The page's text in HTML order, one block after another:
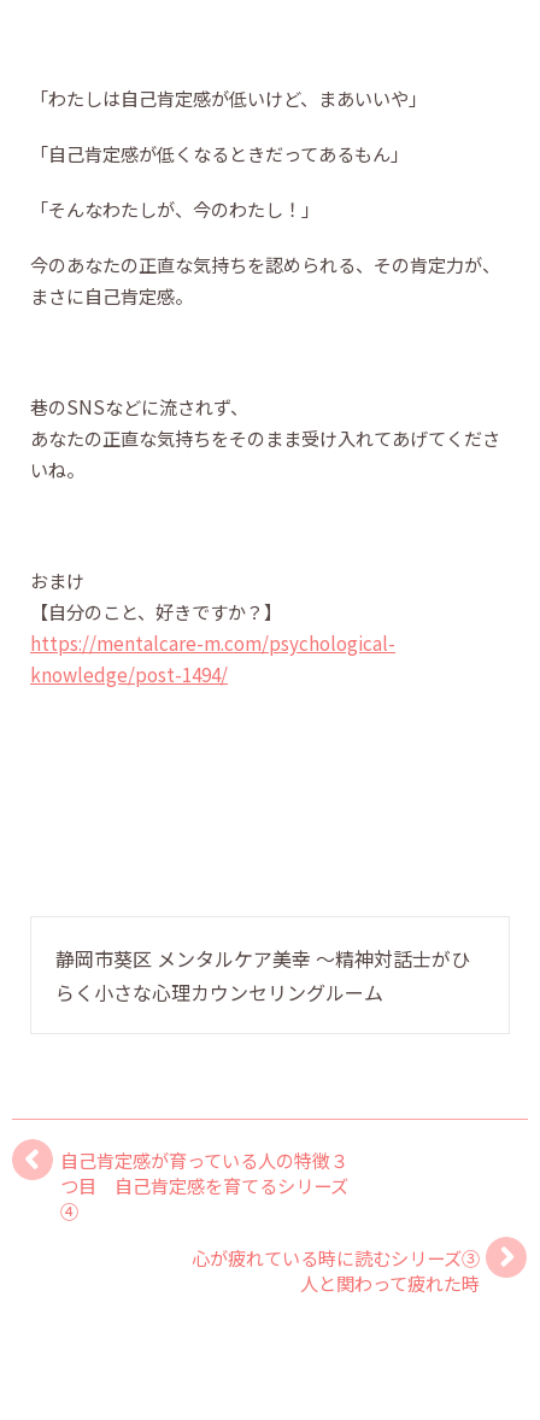
「わたしは自己肯定感が低いけど、まあいいや」
「自己肯定感が低くなるときだってあるもん」
「そんなわたしが、今のわたし！」
今のあなたの正直な気持ちを認められる、その肯定力が、
まさに自己肯定感。
巷のSNSなどに流されず、
あなたの正直な気持ちをそのまま受け入れてあげてくださ
いね。
おまけ
【自分のこと、好きですか？】
https://mentalcare-m.com/psychological-
knowledge/post-1494/
静岡市葵区 メンタルケア美幸 〜精神対話士がひ
らく小さな心理カウンセリングルーム
自己肯定感が育っている人の特徴３
つ目 自己肯定感を育てるシリーズ
④
心が疲れている時に読むシリーズ③
人と関わって疲れた時